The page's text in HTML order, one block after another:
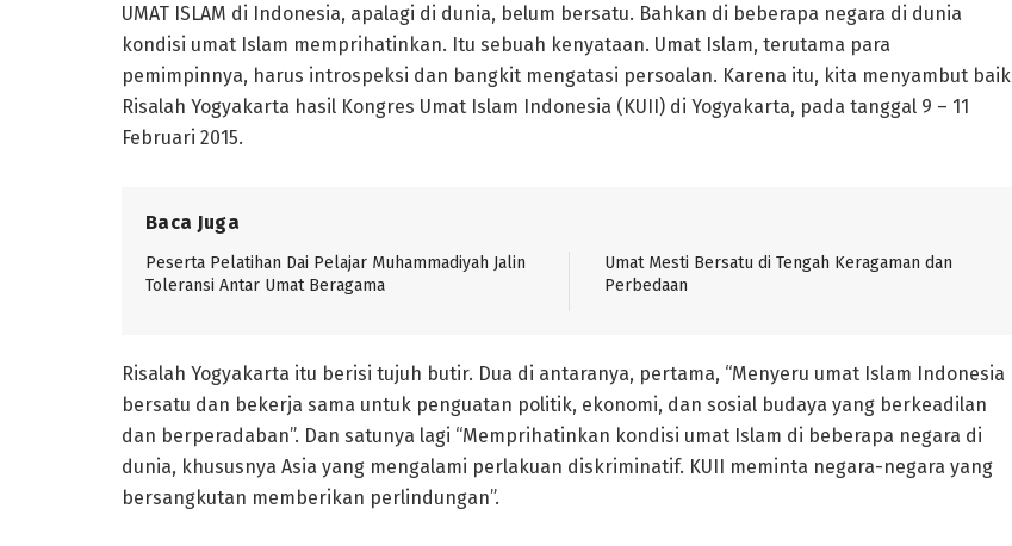
UMAT ISLAM di Indonesia, apalagi di dunia, belum bersatu. Bahkan di beberapa negara di dunia
kondisi umat Islam memprihatinkan. Itu sebuah kenyataan. Umat Islam, terutama para
pemimpinnya, harus introspeksi dan bangkit mengatasi persoalan. Karena itu, kita menyambut baik
Risalah Yogyakarta hasil Kongres Umat Islam Indonesia (KUII) di Yogyakarta, pada tanggal 9 – 11
Februari 2015.
Baca Juga
Peserta Pelatihan Dai Pelajar Muhammadiyah Jalin
Toleransi Antar Umat Beragama
Umat Mesti Bersatu di Tengah Keragaman dan
Perbedaan
Risalah Yogyakarta itu berisi tujuh butir. Dua di antaranya, pertama, “Menyeru umat Islam Indonesia
bersatu dan bekerja sama untuk penguatan politik, ekonomi, dan sosial budaya yang berkeadilan
dan berperadaban”. Dan satunya lagi “Memprihatinkan kondisi umat Islam di beberapa negara di
dunia, khususnya Asia yang mengalami perlakuan diskriminatif. KUII meminta negara-negara yang
bersangkutan memberikan perlindungan”.